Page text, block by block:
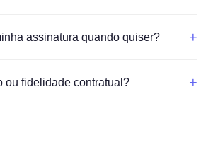
assinatura quando quiser? +
ou fidelidade contratual? +